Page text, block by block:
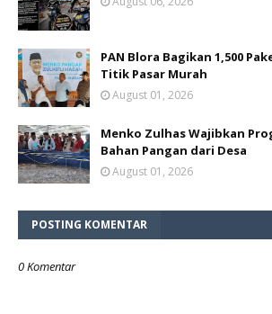
PAN Blora Bagikan 1,500
Titik Pasar Murah
August 01, 2026
Menko Zulhas Wajibkan
Bahan Pangan dari Desa
August 01, 2026
POSTING KOMENTAR
0 Komentar